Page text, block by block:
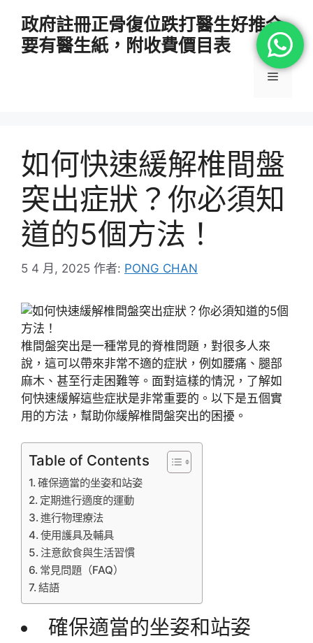
政府註冊正骨復位跌打醫生好推介
要有醫生紙，附收費價目表
選
如何快速緩解椎間盤
突出症狀？你必須知
道的5個方法！
5 4 月, 2025 作者: PONG CHAN
椎間盤突出是一種常見的脊椎問題，對很多人來
說，這可以帶來非常不適的症狀，例如腰痛、腿部
麻木、甚至行走困難等。面對這樣的情況，了解如
何快速緩解這些症狀是非常重要的。以下是五個實
用的方法，幫助你緩解椎間盤突出的困擾。
Table of Contents
確保適當的坐姿和站姿
定期進行適度的運動
進行物理療法
使用護具及輔具
注意飲食與生活習慣
常見問題（FAQ）
結語
確保適當的坐姿和站姿